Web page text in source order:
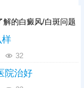
解的白癜风/白斑问题
样
32
院治好